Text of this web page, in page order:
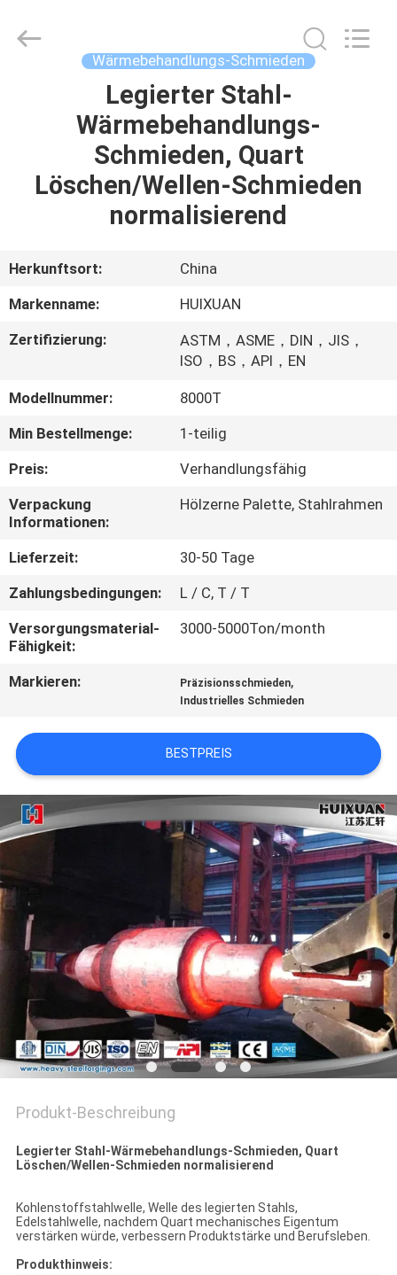
PRODUKTE
ÜBER
UNS
FABRIK-
QUALITÄTSKONTROLLE
SITEMAP
PRIVACY
POLICY
ENERGY
EQUIPMENT
Wärmebehandlungs-Schmieden
Legierter Stahl-
Wärmebehandlungs-
Schmieden, Quart
Löschen/Wellen-Schmieden
normalisierend
Herkunftsort:
China
Markenname:
HUIXUAN
Zertifizierung:
ASTM，ASME，DIN，JIS，
ISO，BS，API，EN
Modellnummer:
8000T
Min Bestellmenge:
1-teilig
Preis:
Verhandlungsfähig
Verpackung
Informationen:
Hölzerne Palette, Stahlrahmen
Lieferzeit:
30-50 Tage
Zahlungsbedingungen:
L / C, T / T
Versorgungsmaterial-
Fähigkeit:
3000-5000Ton/month
Markieren: Präzisionsschmieden,
Industrielles Schmieden
BESTPREIS
Produkt-Beschreibung
Legierter Stahl-Wärmebehandlungs-Schmieden, Quart
Löschen/Wellen-Schmieden normalisierend
Kohlenstoffstahlwelle, Welle des legierten Stahls,
Edelstahlwelle, nachdem Quart mechanisches Eigentum
verstärken würde, verbessern Produktstärke und Berufsleben.
Produkthinweis: